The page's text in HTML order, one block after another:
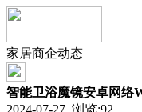
家居商企动态
智能卫浴魔镜安卓网络
2024-07-27 浏览:92